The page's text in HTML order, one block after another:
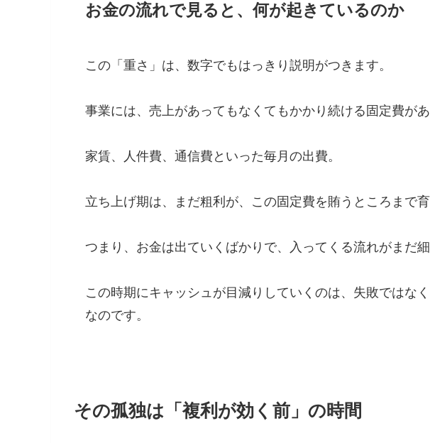
お金の流れで見ると、何が起きているのか
この「重さ」は、数字でもはっきり説明がつきます。
事業には、売上があってもなくてもかかり続ける固定費があ
家賃、人件費、通信費といった毎月の出費。
立ち上げ期は、まだ粗利が、この固定費を賄うところまで育
つまり、お金は出ていくばかりで、入ってくる流れがまだ細
この時期にキャッシュが目減りしていくのは、失敗ではな
なのです。
その孤独は「複利が効く前」の時間